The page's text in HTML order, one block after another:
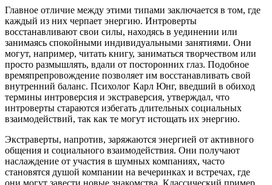
Главное отличие между этими типами заключается в том, где
каждый из них черпает энергию. Интроверты
восстанавливают свои силы, находясь в уединении или
занимаясь спокойными индивидуальными занятиями. Они
могут, например, читать книгу, заниматься творчеством или
просто размышлять, вдали от посторонних глаз. Подобное
времяпрепровождение позволяет им восстанавливать свой
внутренний баланс. Психолог Карл Юнг, введший в обиход
термины интроверсия и экстраверсия, утверждал, что
интроверты стараются избегать длительных социальных
взаимодействий, так как те могут истощать их энергию.
Экстраверты, напротив, заряжаются энергией от активного
общения и социального взаимодействия. Они получают
наслаждение от участия в шумных компаниях, часто
становятся душой компании на вечеринках и встречах, где